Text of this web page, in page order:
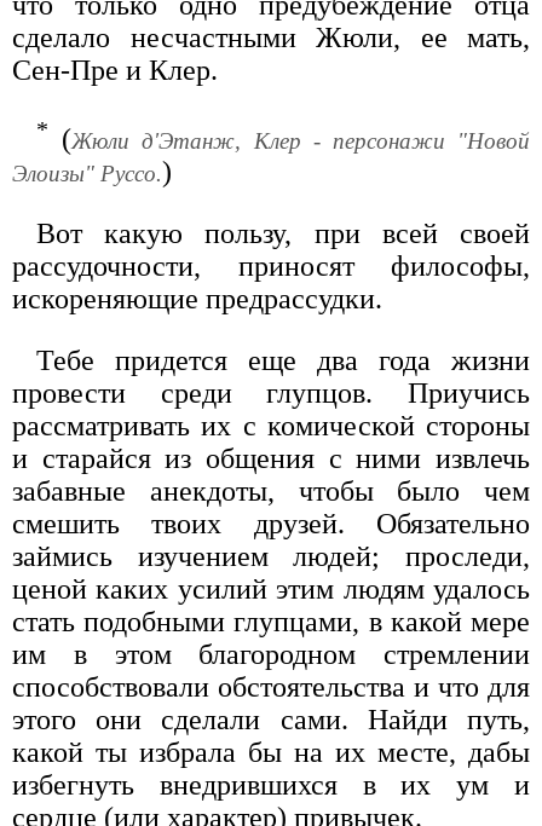
сделало несчастными Жюли, ее мать,
Сен-Пре и Клер.
* (Жюли д'Этанж, Клер - персонажи "Новой
Элоизы" Руссо.)
Вот какую пользу, при всей своей
рассудочности, приносят философы,
искореняющие предрассудки.
Тебе придется еще два года жизни
провести среди глупцов. Приучись
рассматривать их с комической стороны
и старайся из общения с ними извлечь
забавные анекдоты, чтобы было чем
смешить твоих друзей. Обязательно
займись изучением людей; проследи,
ценой каких усилий этим людям удалось
стать подобными глупцами, в какой мере
им в этом благородном стремлении
способствовали обстоятельства и что для
этого они сделали сами. Найди путь,
какой ты избрала бы на их месте, дабы
избегнуть внедрившихся в их ум и
сердце (или характер) привычек.